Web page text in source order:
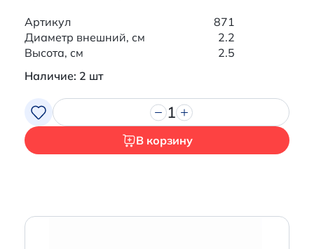
Артикул
871
Диаметр внешний, см
2.2
Высота, см
2.5
Наличие: 2 шт
1
В корзину